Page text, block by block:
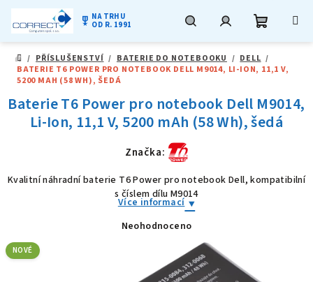
obsah
military_tech NA TRHU
OD R. 1991
DOMŮ
/ PŘÍSLUŠENSTVÍ / BATERIE DO NOTEBOOKU / DELL /
BATERIE T6 POWER PRO NOTEBOOK DELL M9014, LI-ION, 11,1 V,
5200 MAH (58 WH), ŠEDÁ
Baterie T6 Power pro notebook Dell M9014,
Li-Ion, 11,1 V, 5200 mAh (58 Wh), šedá
Značka:
Kvalitní náhradní baterie T6 Power pro notebook Dell, kompatibilní
s číslem dílu M9014
Více informací
Průměrné
Neohodnoceno
NOVÉ